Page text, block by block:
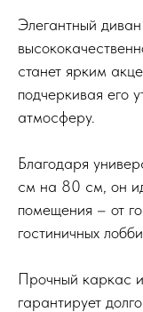
Элегантный
станет ярким
подчеркивая его
атмосферу.
Благодаря
см на 80 см, он
помещения – от
гостиничных лобби.
Прочный каркас
гарантирует